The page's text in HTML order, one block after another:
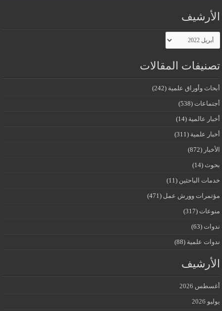
الأرشيف
الأرشيف
تصنيفات المقالات
أبحاث وأوراق علمية (242)
أجتماعات (538)
أخبار عالمية (14)
أخبار علمية (311)
الأخبار (872)
بحوث (14)
خدمات الباحثين (11)
مؤتمرات وورش عمل (471)
منوعات (317)
ندوات (63)
ندوات علمية (88)
الأرشيف
أغسطس 2026
يوليو 2026